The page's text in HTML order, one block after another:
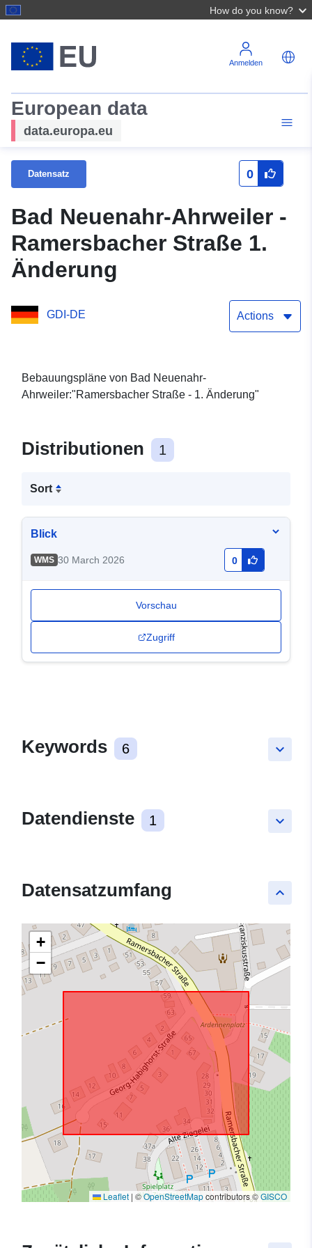
How do you know?
Anmelden
European data
data.europa.eu
Datensatz 0
Bad Neuenahr-Ahrweiler -
Ramersbacher Straße 1.
Änderung
GDI-DE Actions
Bebauungspläne von Bad Neuenahr-
Ahrweiler:"Ramersbacher Straße - 1. Änderung"
Distributionen 1
Sort
Blick
WMS 30 March 2026 0
Vorschau
Zugriff
keyboard_arrow_down
Keywords 6
keyboard_arrow_down
Datendienste 1
keyboard_arrow_up
Datensatzumfang
+
−
Leaflet | ©OpenStreetMapcontributors ©GISCO